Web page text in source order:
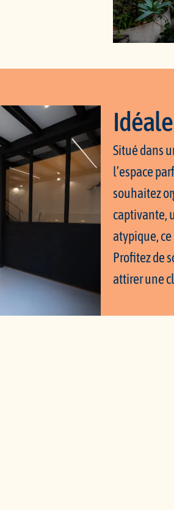
Situé dans
l’espace
souhaitez
captivante,
atypique, ce
Profitez de
attirer une